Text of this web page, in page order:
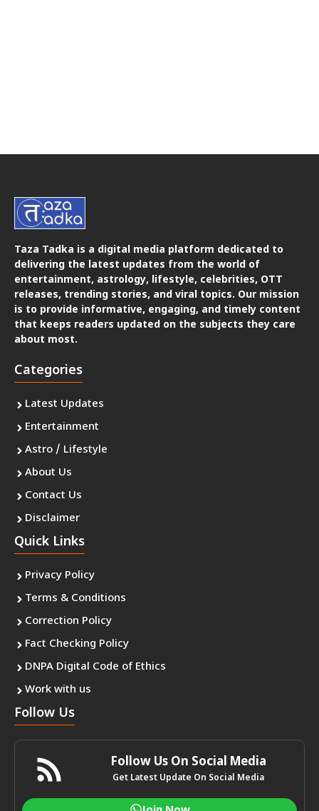
Taza Tadka is a digital media platform dedicated to
delivering the latest updates from the world of
entertainment, astrology, lifestyle, celebrities, OTT
releases, trending stories, and viral topics. Our mission
is to provide informative, engaging, and timely content
that keeps readers updated on the subjects they care
about most.
Categories
Latest Updates
Entertainment
Astro / Lifestyle
About Us
Contact Us
Disclaimer
Quick Links
Privacy Policy
Terms & Conditions
Correction Policy
Fact Checking Policy
DNPA Digital Code of Ethics
Work with us
Follow Us
Follow Us On Social Media
Get Latest Update On Social Media